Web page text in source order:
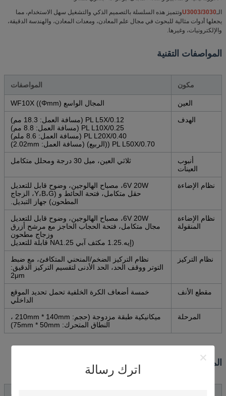
اترك رسالة
الـU3003/3030وتتميز هذه السلسلة بالتصميم الذكي والتشغيل سهل الاستخدام، مما
يجعلها أدوات مثالية للبحوث في مجال علم المعادن، ومعدات المعادن، والهندسة الدقيقة،
والإلكترونيات، وغيرها.
المواصفات التقنية
مكون المواصفات
العين المجال الواسع WF10X ((Φmm)
الهدف
PL L5X/0.12 (مسافة العمل: 18.3 مم)
PL L10X/0.25 (مسافة العمل: 8.8 مم)
PL L20X/0.40 (مسافة العمل: 8.6 ملم)
PL L50X/0.70 ((الربيع) (مسافة العمل: 2.02mm)
أنبوب
العينات
ثلاثي العين، ميل 30 درجة ومحلل متكامل
نظام الإضاءة
6V 20W، مصباح الهالوجين، وضوح قابل للتعديل
حقل متكامل، فتحة الحائط و (Y،B،G، الزجاج
المطحون) جهاز التبديل.
نظام الإضاءة
المنقولة
6V 20W، مصباح الهالوجين، وضوح قابل للتعديل
مجال متكامل، فتحة الحجاب الحاجز مع مرشح أزرق
وزجاج مطحون
(إيه.1.25 مكثف آبي NA1.25 قابلة للتعديل
نظام التركيز
نظام التركيز الضخم/المنحني المتكافئ، مع ضبط
التوتر ووقف الحد، الحد الأدنى لتقسيم التركيز الدقيق:
2μm
مقطع الأنف
خمسة أضعاف الكرة الخلفية تحمل تحديد الموقع
الداخلي
المرحلة
ميكانيكية طبقة مزدوجة (حجم: 210mm * 140mm ،
النطاق المتحرك: 75mm * 50mm)
الملحقات الاختيارية
الخيارات